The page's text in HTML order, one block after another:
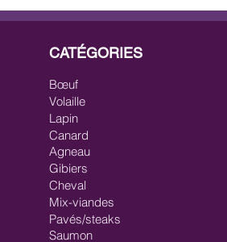
CATÉGORIES
Bœuf
Volaille
Lapin
Agneau
Canard
Gibiers
Cheval
Mix-viandes
Saumon
Pavés/steaks